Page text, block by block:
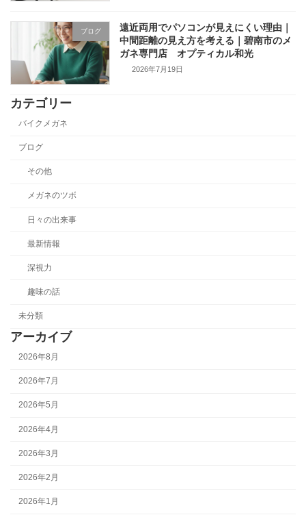
ブログ
遠近両用でパソコンが見えにくい理由｜
中間距離の見え方を考える｜碧南市のメ
ガネ専門店 オプティカル和光
2026年7月19日
カテゴリー
バイクメガネ
ブログ
その他
メガネのツボ
日々の出来事
最新情報
深視力
趣味の話
未分類
アーカイブ
2026年8月
2026年7月
2026年5月
2026年4月
2026年3月
2026年2月
2026年1月